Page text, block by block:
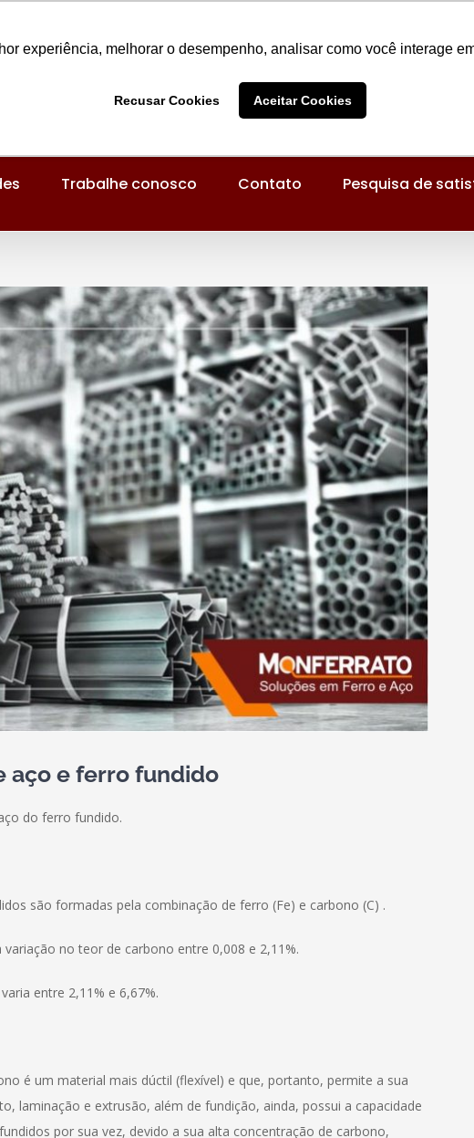
experiência, melhorar o desempenho, analisar como você interage
Recusar Cookies Aceitar Cookies
Trabalhe conosco Contato Pesquisa de
aço e ferro fundido
do ferro fundido.
são formadas pela combinação de ferro (Fe) e carbono (C) .
no teor de carbono entre 0,008 e 2,11%.
entre 2,11% e 6,67%.
é um material mais dúctil (flexível) e que, portanto, permite a sua
laminação e extrusão, além de fundição, ainda, possui a capacidade
por sua vez, devido a sua alta concentração de carbono,